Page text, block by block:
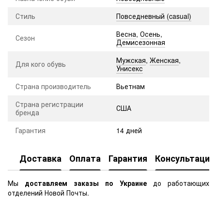
Стиль
Повседневный (casual)
Сезон Весна, Осень,
Демисезонная
Для кого обувь Мужская, Женская,
Унисекс
Страна производитель
Вьетнам
Страна регистрации
бренда
США
Гарантия 14 дней
Доставка Оплата Гарантия Консультация
Мы доставляем заказы по Украине
до работающих
отделений Новой Почты.